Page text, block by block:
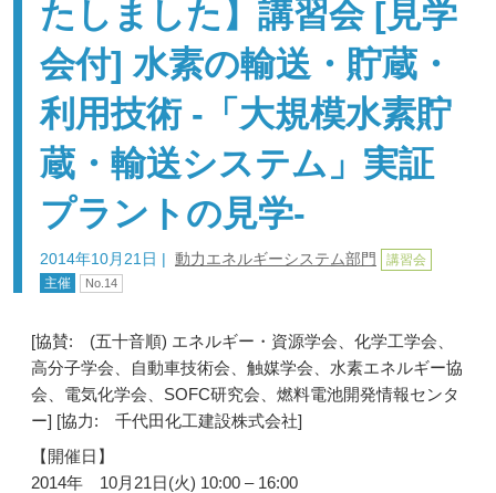
たしました】講習会 [見学
会付] 水素の輸送・貯蔵・
利用技術 -「大規模水素貯
蔵・輸送システム」実証
プラントの見学-
2014年10月21日 | 動力エネルギーシステム部門
講習会
主催
No.14
[協賛: (五十音順) エネルギー・資源学会、化学工学会、
高分子学会、自動車技術会、触媒学会、水素エネルギー協
会、電気化学会、SOFC研究会、燃料電池開発情報センタ
ー] [協力: 千代田化工建設株式会社]
【開催日】
2014年 10月21日(火) 10:00 – 16:00